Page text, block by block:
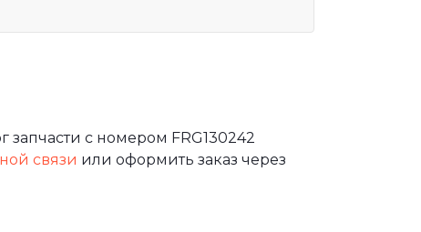
с номером FRG130242
связи или оформить заказ через